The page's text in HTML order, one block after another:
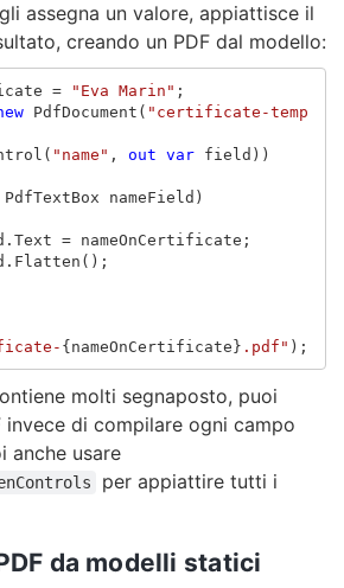
assegna un valore, appiattisce il
creando un PDF dal modello:
= "Eva Marin" ;
PdfDocument ( "certificate-temp
( "name" , out var field ))
PdfTextBox nameField )
. Text = nameOnCertificate ;
. Flatten ();
{ nameOnCertificate } .pdf" );
molti segnaposto, puoi
di compilare ogni campo
anche usare
per appiattire tutti i
da modelli statici